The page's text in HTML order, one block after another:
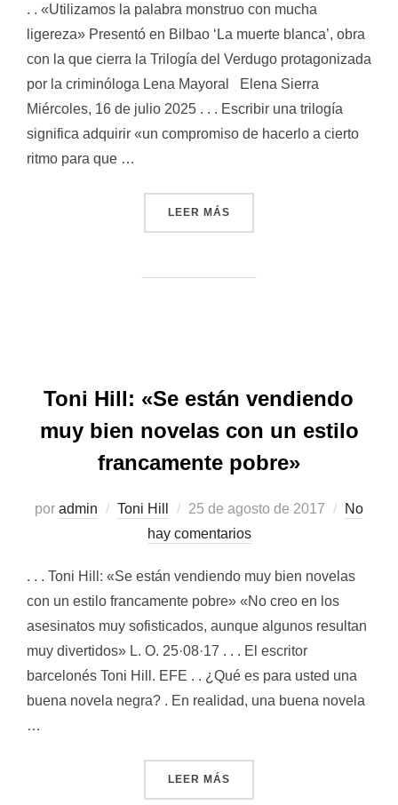
. . «Utilizamos la palabra monstruo con mucha
ligereza» Presentó en Bilbao ‘La muerte blanca’, obra
con la que cierra la Trilogía del Verdugo protagonizada
por la criminóloga Lena Mayoral Elena Sierra
Miércoles, 16 de julio 2025 . . . Escribir una trilogía
significa adquirir «un compromiso de hacerlo a cierto
ritmo para que …
LEER MÁS
Toni Hill: «Se están vendiendo
muy bien novelas con un estilo
francamente pobre»
por admin Toni Hill
Publicado
el
25 de agosto de 2017
No
hay comentarios
. . . Toni Hill: «Se están vendiendo muy bien novelas
con un estilo francamente pobre» «No creo en los
asesinatos muy sofisticados, aunque algunos resultan
muy divertidos» L. O. 25·08·17 . . . El escritor
barcelonés Toni Hill. EFE . . ¿Qué es para usted una
buena novela negra? . En realidad, una buena novela
…
LEER MÁS